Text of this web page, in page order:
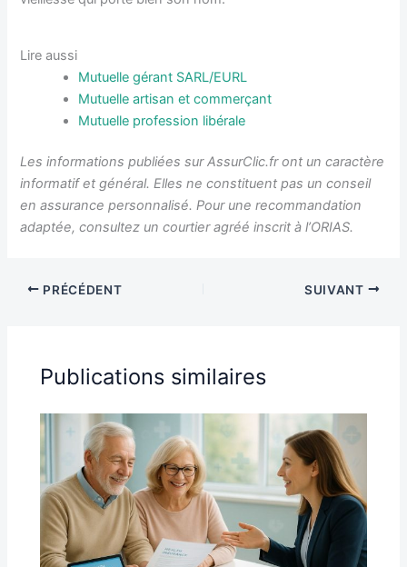
Lire aussi
Mutuelle gérant SARL/EURL
Mutuelle artisan et commerçant
Mutuelle profession libérale
Les informations publiées sur AssurClic.fr ont un caractère
informatif et général. Elles ne constituent pas un conseil
en assurance personnalisé. Pour une recommandation
adaptée, consultez un courtier agréé inscrit à l’ORIAS.
PRÉCÉDENT SUIVANT
Publications similaires